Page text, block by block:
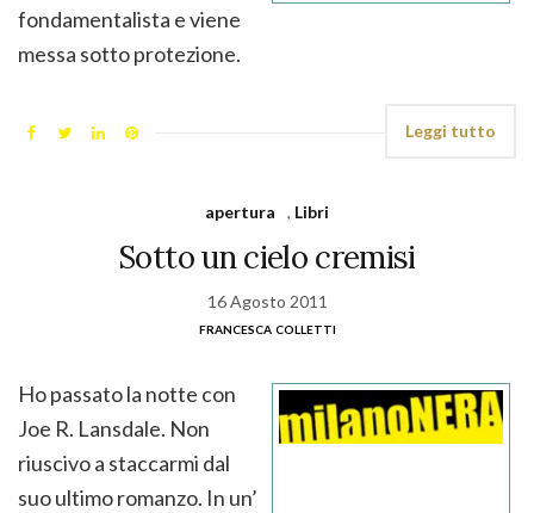
fondamentalista e viene
messa sotto protezione.
Leggi tutto
apertura , Libri
Sotto un cielo cremisi
16 Agosto 2011
francesca colletti
Ho passato la notte con
Joe R. Lansdale. Non
riuscivo a staccarmi dal
suo ultimo romanzo. In un’